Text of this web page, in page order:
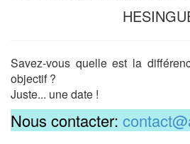
Savez-vous quelle est la
objectif ?
Juste... une date !
Nous contacter: